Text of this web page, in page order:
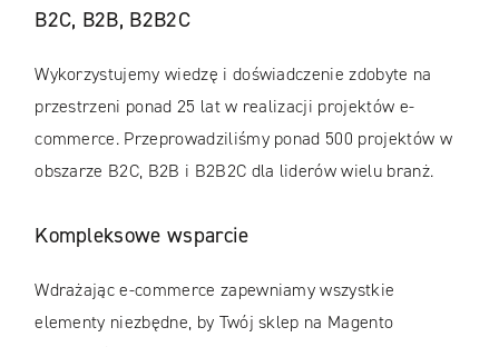
B2C, B2B, B2B2C
Wykorzystujemy wiedzę i doświadczenie zdobyte na
przestrzeni ponad 25 lat w realizacji projektów e-
commerce. Przeprowadziliśmy ponad 500 projektów w
obszarze B2C, B2B i B2B2C dla liderów wielu branż.
Kompleksowe wsparcie
Wdrażając e-commerce zapewniamy wszystkie
elementy niezbędne, by Twój sklep na Magento